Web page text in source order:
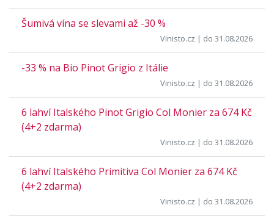
Šumivá vína se slevami až -30 %
Vinisto.cz | do 31.08.2026
-33 % na Bio Pinot Grigio z Itálie
Vinisto.cz | do 31.08.2026
6 lahví Italského Pinot Grigio Col Monier za 674 Kč
(4+2 zdarma)
Vinisto.cz | do 31.08.2026
6 lahví Italského Primitiva Col Monier za 674 Kč
(4+2 zdarma)
Vinisto.cz | do 31.08.2026